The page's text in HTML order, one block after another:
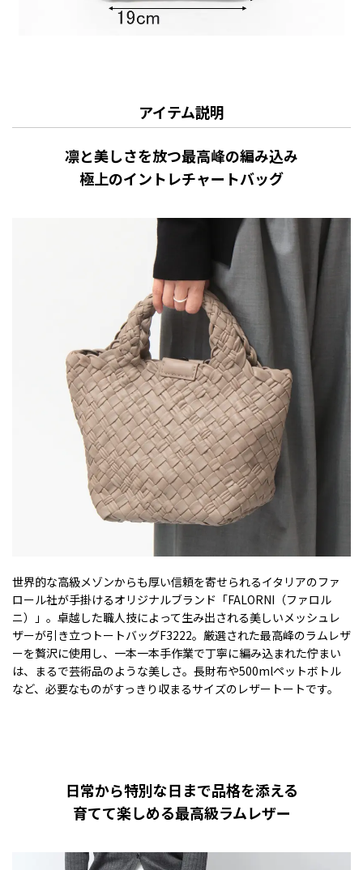
アイテム説明
凛と美しさを放つ最高峰の編み込み
極上のイントレチャートバッグ
世界的な高級メゾンからも厚い信頼を寄せられるイタリアのファ
ロール社が手掛けるオリジナルブランド「FALORNI（ファロル
ニ）」。卓越した職人技によって生み出される美しいメッシュレ
ザーが引き立つトートバッグF3222。厳選された最高峰のラムレザ
ーを贅沢に使用し、一本一本手作業で丁寧に編み込まれた佇まい
は、まるで芸術品のような美しさ。長財布や500mlペットボトル
など、必要なものがすっきり収まるサイズのレザートートです。
日常から特別な日まで品格を添える
育てて楽しめる最高級ラムレザー